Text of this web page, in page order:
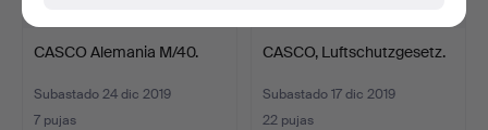
CASCO Alemania M/40.
Subastado 24 dic 2019
7 pujas
CASCO, Luftschutzgesetz.
Subastado 17 dic 2019
22 pujas